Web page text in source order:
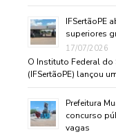
IFSertãoPE
superiores
17/07/2026
O Instituto Federal do
(IFSertãoPE) lançou
Prefeitura
concurso
vagas